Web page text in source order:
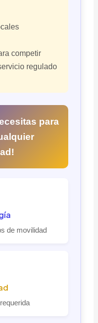
competir
regulado
para
de movilidad